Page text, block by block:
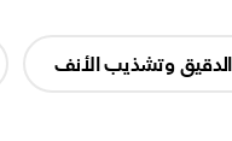
وتشذيب الأنف